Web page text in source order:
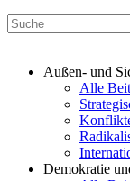
Außen- und
Alle
Demokratie